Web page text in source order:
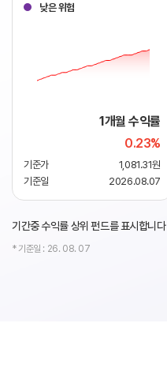
낮은 위험
1개월 수익률
0.23%
기준가
1,081.31원
기준일
2026.08.07
기간중 수익률 상위 펀드를 표시합니다
* 기준일 : 26. 08. 07